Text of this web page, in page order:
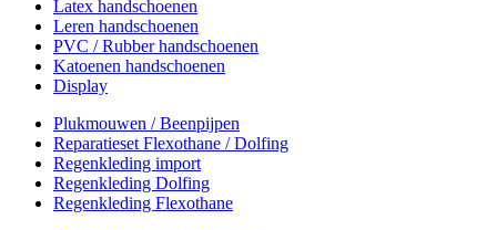
Latex handschoenen
Leren handschoenen
PVC / Rubber handschoenen
Katoenen handschoenen
Display
Plukmouwen / Beenpijpen
Reparatieset Flexothane / Dolfing
Regenkleding import
Regenkleding Dolfing
Regenkleding Flexothane